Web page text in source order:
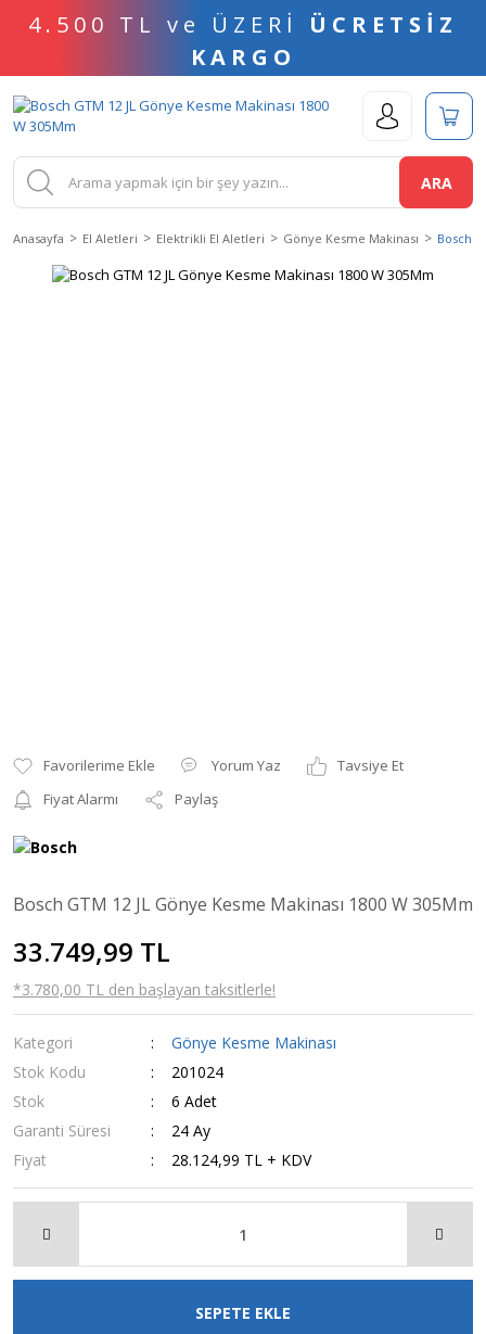
4.500 TL ve ÜZERİ ÜCRETSİZ
KARGO
ARA
Anasayfa El Aletleri Elektrikli El Aletleri Gönye Kesme Makinası Bosch
Yorum Yaz
Tavsiye Et
Fiyat Alarmı
Paylaş
Bosch GTM 12 JL Gönye Kesme Makinası 1800 W 305Mm
33.749,99 TL
*3.780,00 TL den başlayan taksitlerle!
Kategori
Gönye Kesme Makinası
Stok Kodu
201024
Stok
6 Adet
Garanti Süresi
24 Ay
Fiyat
28.124,99 TL + KDV
SEPETE EKLE